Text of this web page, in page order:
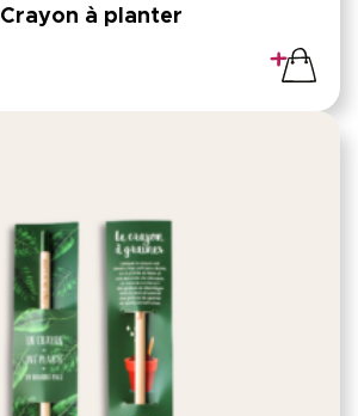
Crayon à planter